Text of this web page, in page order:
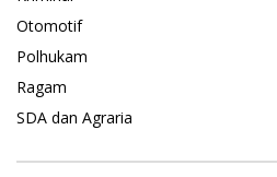
Otomotif
Polhukam
Ragam
SDA dan Agraria